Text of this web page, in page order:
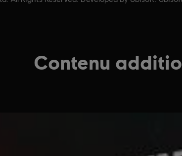
Contenu